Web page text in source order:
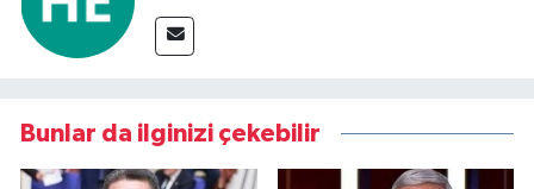
Bunlar da ilginizi çekebilir